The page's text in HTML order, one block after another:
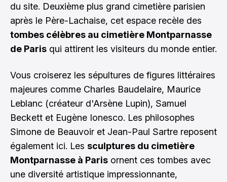
du site. Deuxième plus grand cimetière parisien
après le Père-Lachaise, cet espace recèle des
tombes célèbres au cimetière Montparnasse
de Paris qui attirent les visiteurs du monde entier.
Vous croiserez les sépultures de figures littéraires
majeures comme Charles Baudelaire, Maurice
Leblanc (créateur d'Arsène Lupin), Samuel
Beckett et Eugène Ionesco. Les philosophes
Simone de Beauvoir et Jean-Paul Sartre reposent
également ici. Les sculptures du cimetière
Montparnasse à Paris ornent ces tombes avec
une diversité artistique impressionnante,